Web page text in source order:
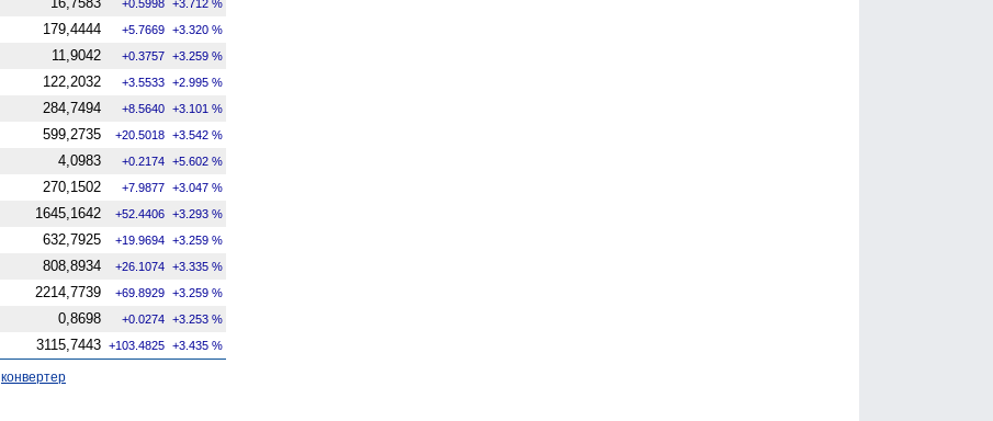
+0.5998 +3.712 %
179,4444 +5.7669 +3.320 %
11,9042 +0.3757 +3.259 %
122,2032 +3.5533 +2.995 %
284,7494 +8.5640 +3.101 %
599,2735 +20.5018 +3.542 %
4,0983 +0.2174 +5.602 %
270,1502 +7.9877 +3.047 %
1645,1642 +52.4406 +3.293 %
632,7925 +19.9694 +3.259 %
808,8934 +26.1074 +3.335 %
2214,7739 +69.8929 +3.259 %
0,8698 +0.0274 +3.253 %
3115,7443 +103.4825 +3.435 %
конвертер